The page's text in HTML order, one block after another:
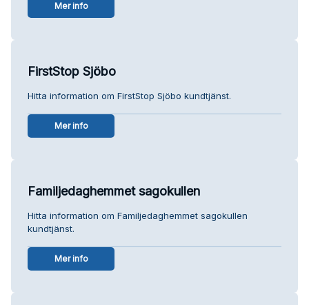
Mer info
FirstStop Sjöbo
Hitta information om FirstStop Sjöbo kundtjänst.
Mer info
Familjedaghemmet sagokullen
Hitta information om Familjedaghemmet sagokullen
kundtjänst.
Mer info